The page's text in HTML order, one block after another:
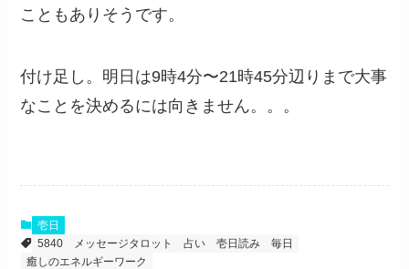
こともありそうです。
付け足し。明日は9時4分〜21時45分辺りまで大事
なことを決めるには向きません。。。
壱日
5840
メッセージタロット 占い 壱日読み
毎日
癒しのエネルギーワーク